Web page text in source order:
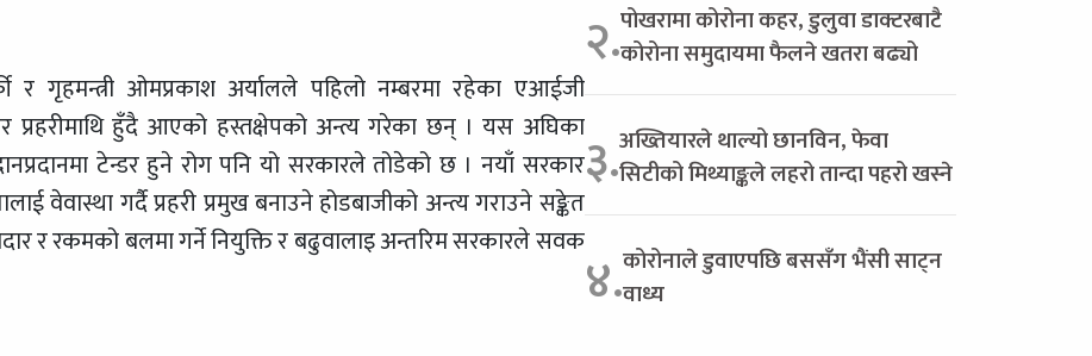
र गृहमन्त्री ओमप्रकाश अर्यालले पहिलो नम्बरमा रहेका एआईजी
प्रहरीमाथि हुँदै आएको हस्तक्षेपको अन्त्य गरेका छन् । यस अघिका
टेन्डर हुने रोग पनि यो सरकारले तोडेको छ । नयाँ सरकार
वेवास्था गर्दै प्रहरी प्रमुख बनाउने होडबाजीको अन्त्य गराउने सङ्केत
र रकमको बलमा गर्ने नियुक्ति र बढुवालाइ अन्तरिम सरकारले सवक
२.पोखरामा कोरोना कहर, डुलुवा डाक्टरबाटै
कोरोना समुदायमा फैलने खतरा बढ्यो
३.अख्तियारले थाल्यो छानविन, फेवा
सिटीको मिथ्याङ्कले लहरो तान्दा पहरो खस्ने
४.कोरोनाले डुवाएपछि बससँग भैंसी साट्न
वाध्य